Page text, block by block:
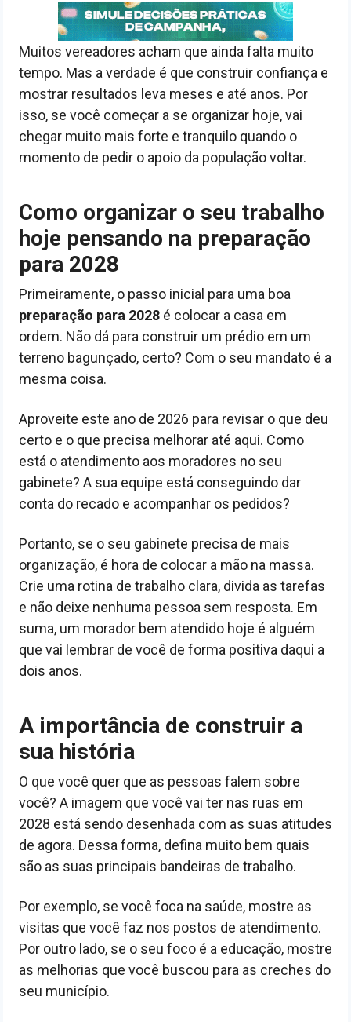
Muitos vereadores acham que ainda falta muito
tempo. Mas a verdade é que construir confiança e
mostrar resultados leva meses e até anos. Por
isso, se você começar a se organizar hoje, vai
chegar muito mais forte e tranquilo quando o
momento de pedir o apoio da população voltar.
Como organizar o seu trabalho
hoje pensando na preparação
para 2028
Primeiramente, o passo inicial para uma boa
preparação para 2028 é colocar a casa em
ordem. Não dá para construir um prédio em um
terreno bagunçado, certo? Com o seu mandato é a
mesma coisa.
Aproveite este ano de 2026 para revisar o que deu
certo e o que precisa melhorar até aqui. Como
está o atendimento aos moradores no seu
gabinete? A sua equipe está conseguindo dar
conta do recado e acompanhar os pedidos?
Portanto, se o seu gabinete precisa de mais
organização, é hora de colocar a mão na massa.
Crie uma rotina de trabalho clara, divida as tarefas
e não deixe nenhuma pessoa sem resposta. Em
suma, um morador bem atendido hoje é alguém
que vai lembrar de você de forma positiva daqui a
dois anos.
A importância de construir a
sua história
O que você quer que as pessoas falem sobre
você? A imagem que você vai ter nas ruas em
2028 está sendo desenhada com as suas atitudes
de agora. Dessa forma, defina muito bem quais
são as suas principais bandeiras de trabalho.
Por exemplo, se você foca na saúde, mostre as
visitas que você faz nos postos de atendimento.
Por outro lado, se o seu foco é a educação, mostre
as melhorias que você buscou para as creches do
seu município.